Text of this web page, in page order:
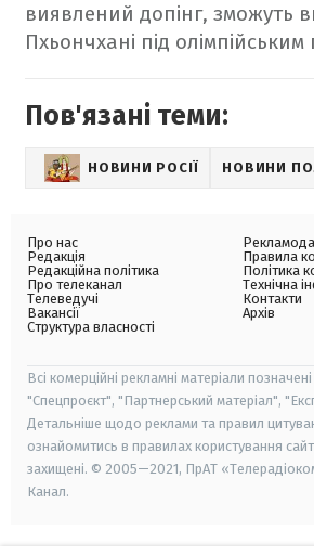
виявлений допінг, зможуть
Пхьончхані під
Пов'язані теми:
НОВИНИ РОСІЇ НОВИНИ
Про нас
Редакція
Редакційна політика
Про телеканал
Телеведучі
Вакансії
Структура власності
Правила
Політика
Технічна
Контакти
Архів
Всі комерційні рекламні матеріали
"Спецпроєкт", "Партнерський матеріал",
Детальніше щодо реклами та правил
ознайомитись в правилах користування
захищені. © 2005—2021, ПрАТ
Канал.